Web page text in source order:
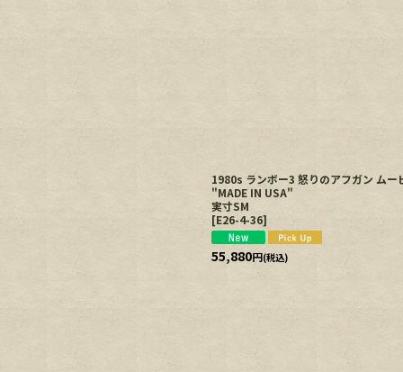
1980s ランボー3 怒りのアフガン ム
"MADE IN USA"
実寸SM
[E26-4-36]
55,880円(税込)